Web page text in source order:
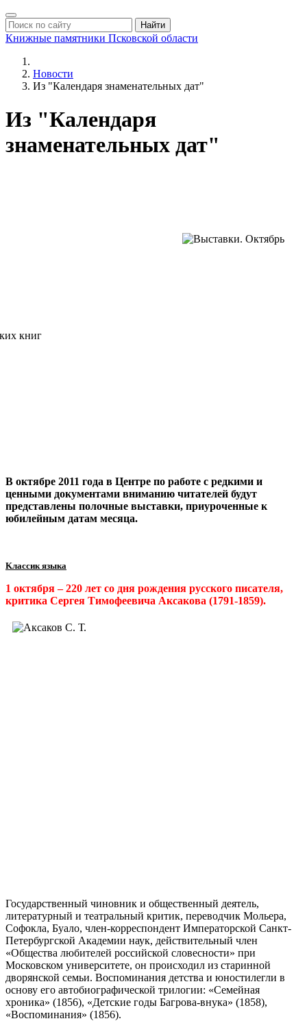
Найти
Книжные памятники Псковской области
Новости
Из "Календаря знаменательных дат"
Из "Календаря
знаменательных дат"
В октябре 2011 года в Центре по работе с редкими и
ценными документами вниманию читателей будут
представлены полочные выставки, приуроченные к
юбилейным датам месяца.
Kлассик языка
1 октября – 220 лет со дня рождения русского писателя,
критика Сергея Тимофеевича Аксакова (1791-1859).
Государственный чиновник и общественный деятель,
литературный и театральный критик, переводчик Мольера,
Софокла, Буало, член-корреспондент Императорской Санкт-
Петербургской Академии наук, действительный член
«Общества любителей российской словесности» при
Московском университете, он происходил из старинной
дворянской семьи. Воспоминания детства и юностилегли в
основу его автобиографической трилогии: «Семейная
хроника» (1856), «Детские годы Багрова-внука» (1858),
«Воспоминания» (1856).